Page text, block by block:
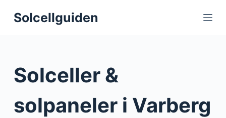
S
o
o
Solcellguiden
Solceller &
solpaneler i Varberg